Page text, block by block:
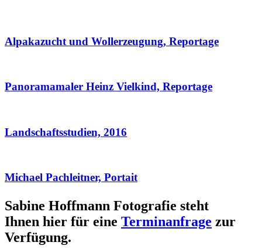
Alpakazucht und Wollerzeugung, Reportage
Panoramamaler Heinz Vielkind, Reportage
Landschaftsstudien, 2016
Michael Pachleitner, Portait
Sabine Hoffmann Fotografie steht
Ihnen hier für eine Terminanfrage zur
Verfügung.